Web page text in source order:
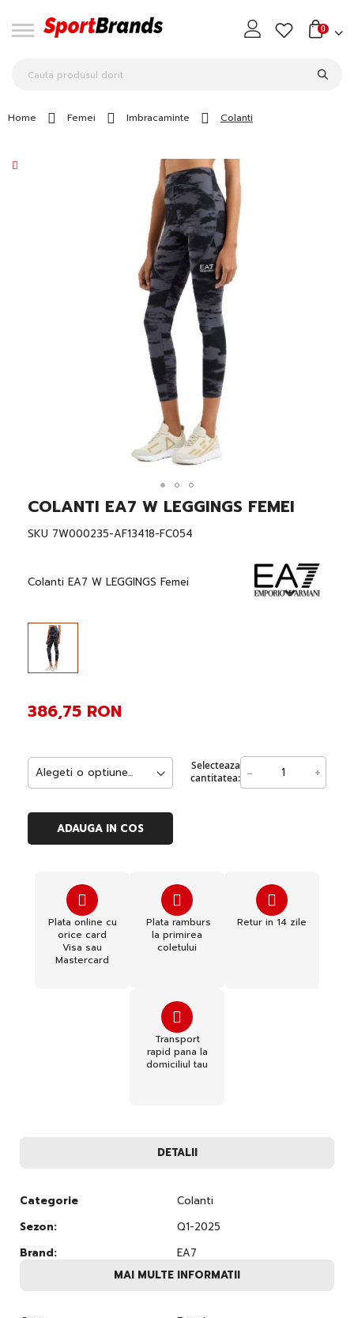
0
Home Femei Imbracaminte Colanti
Skip
to
the
images
COLANTI EA7 W LEGGINGS FEMEI
SKU 7W000235-AF13418-FC054
Colanti EA7 W LEGGINGS Femei
Selecteaza
cantitatea: - +
386,75 RON
ADAUGA IN COS
Plata online cu
orice card
Visa sau
Mastercard
Plata ramburs
la primirea
coletului
Retur in 14 zile
Transport
rapid pana la
domiciliul tau
DETALII
Categorie
Colanti
Sezon:
Q1-2025
Brand:
EA7
MAI MULTE INFORMATII